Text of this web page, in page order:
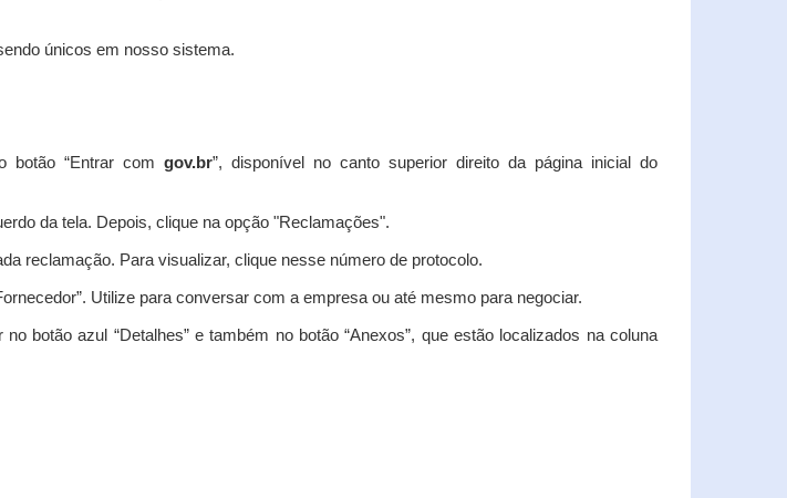
únicos em nosso sistema.
botão “Entrar com gov.br”, disponível no canto superior direito da página inicial do
da tela. Depois, clique na opção "Reclamações".
reclamação. Para visualizar, clique nesse número de protocolo.
Utilize para conversar com a empresa ou até mesmo para negociar.
botão azul “Detalhes” e também no botão “Anexos”, que estão localizados na coluna